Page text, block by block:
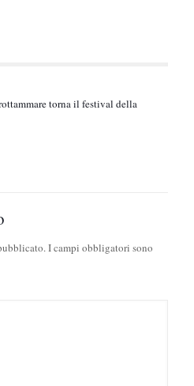
torna il festival della
I campi obbligatori sono